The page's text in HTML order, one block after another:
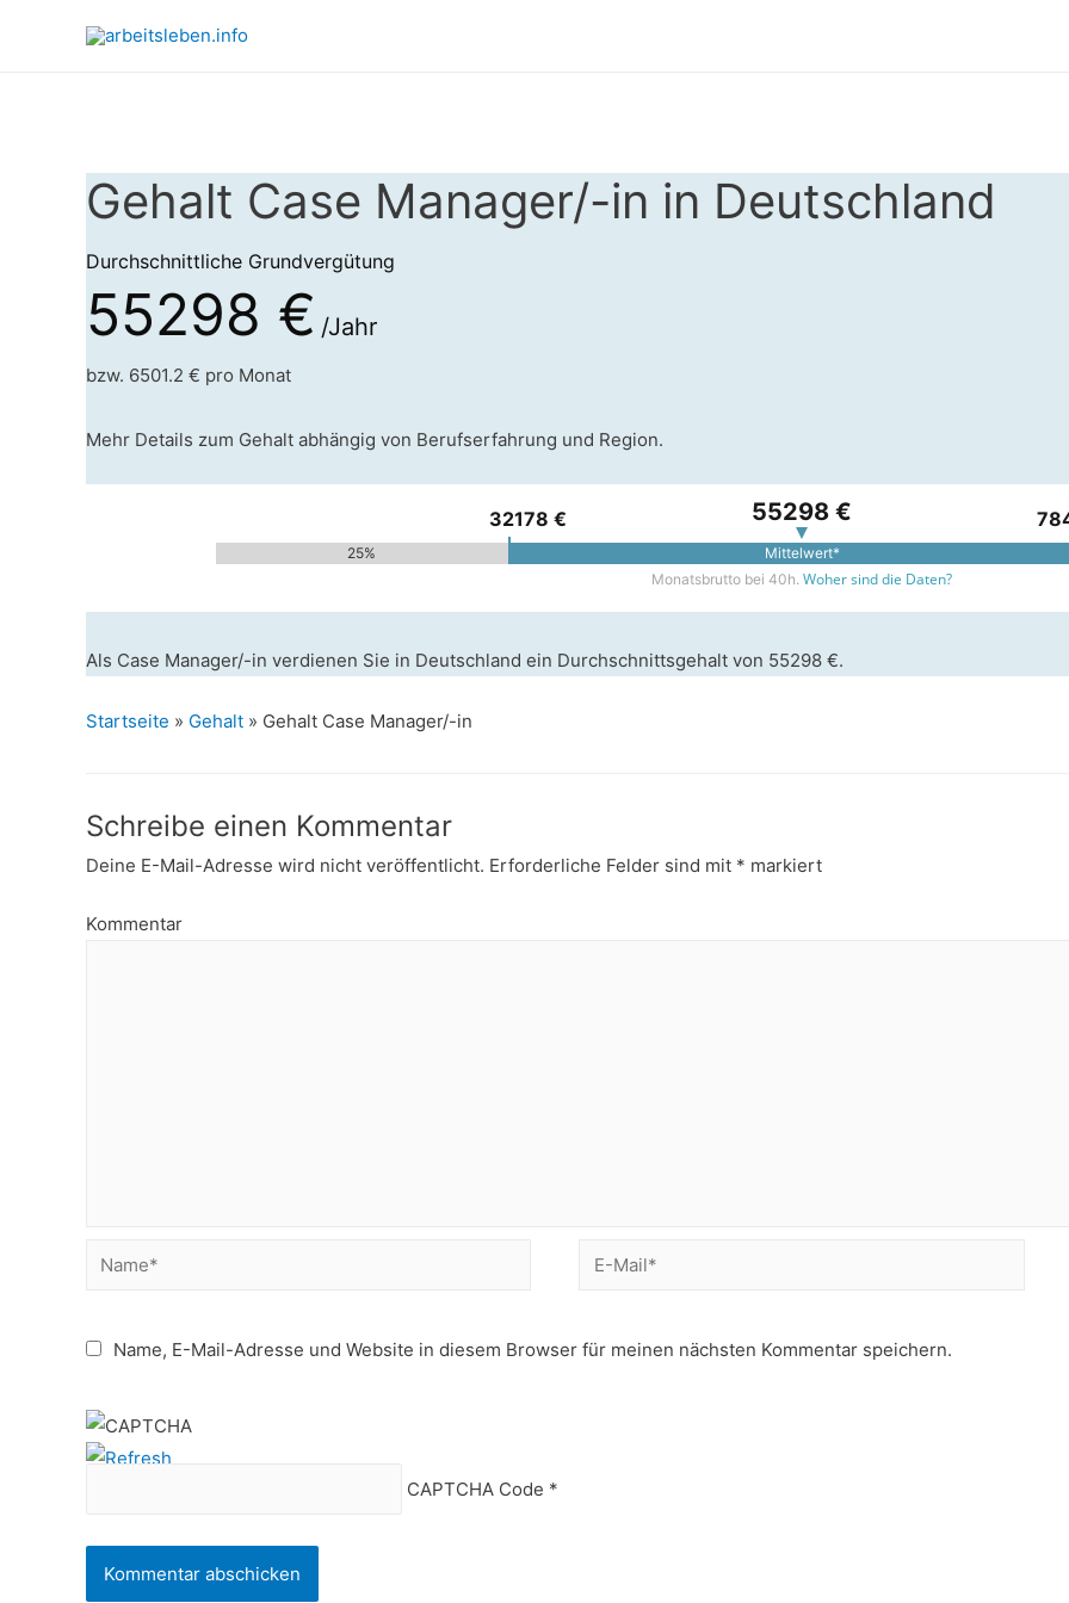
Gehalt Case Manager/-in in Deutschland
Durchschnittliche Grundvergütung
55298 € /Jahr
bzw. 6501.2 € pro Monat
Mehr Details zum Gehalt abhängig von Berufserfahrung und Region.
32178 € 55298 €
25%
Mittelwert*
Monatsbrutto bei 40h. Woher sind die Daten?
Als Case Manager/-in verdienen Sie in Deutschland ein Durchschnittsgehalt von 55298 €.
Startseite » Gehalt » Gehalt Case Manager/-in
Schreibe einen Kommentar
Deine E-Mail-Adresse wird nicht veröffentlicht. Erforderliche Felder sind mit * markiert
Kommentar
Name*
E-
Name, E-Mail-Adresse und Website in diesem Browser für meinen nächsten Kommentar speichern.
CAPTCHA Code *